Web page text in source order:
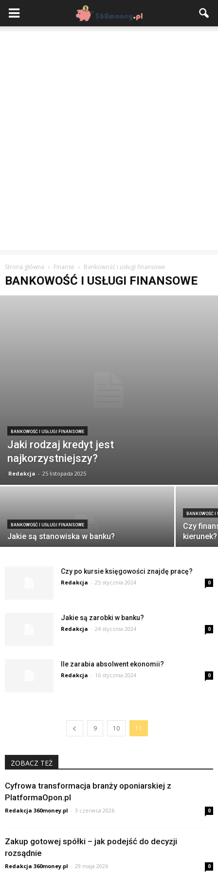
Strona główna Finanse Bankowość i usługi finansowe
BANKOWOŚĆ I USŁUGI FINANSOWE
BANKOWOŚĆ I USŁUGI FINANSOWE
Jaki rodzaj kredyt jest
najkorzystniejszy?
Redakcja - 25 listopada 2025
BANKOWOŚĆ I USŁUGI FINANSOWE
Jakie są stanowiska w banku?
BANKOWOŚĆ
Czy
kierunek?
Czy po kursie księgowości znajdę pracę?
Redakcja - 25 stycznia 2024 0
Jakie są zarobki w banku?
Redakcja - 24 stycznia 2024 0
Ile zarabia absolwent ekonomii?
Redakcja - 16 stycznia 2024 0
9 10 11
ZOBACZ TEŻ
Cyfrowa transformacja branży oponiarskiej z
PlatformaOpon.pl
Redakcja 360money.pl - 3 czerwca 2026 0
Zakup gotowej spółki – jak podejść do decyzji
rozsądnie
Redakcja 360money.pl - 29 maja 2026 0